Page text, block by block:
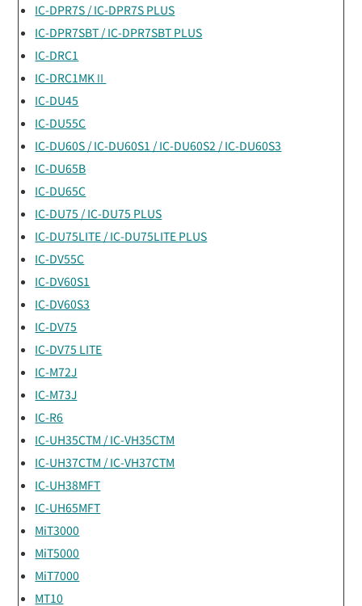
IC-DPR7S / IC-DPR7S PLUS
IC-DPR7SBT / IC-DPR7SBT PLUS
IC-DRC1
IC-DRC1MKⅡ
IC-DU45
IC-DU55C
IC-DU60S / IC-DU60S1 / IC-DU60S2 / IC-DU60S3
IC-DU65B
IC-DU65C
IC-DU75 / IC-DU75 PLUS
IC-DU75LITE / IC-DU75LITE PLUS
IC-DV55C
IC-DV60S1
IC-DV60S3
IC-DV75
IC-DV75 LITE
IC-M72J
IC-M73J
IC-R6
IC-UH35CTM / IC-VH35CTM
IC-UH37CTM / IC-VH37CTM
IC-UH38MFT
IC-UH65MFT
MiT3000
MiT5000
MiT7000
MT10